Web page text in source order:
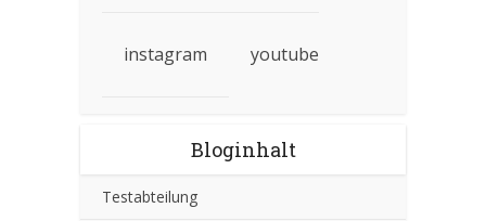
instagram youtube
Bloginhalt
Testabteilung